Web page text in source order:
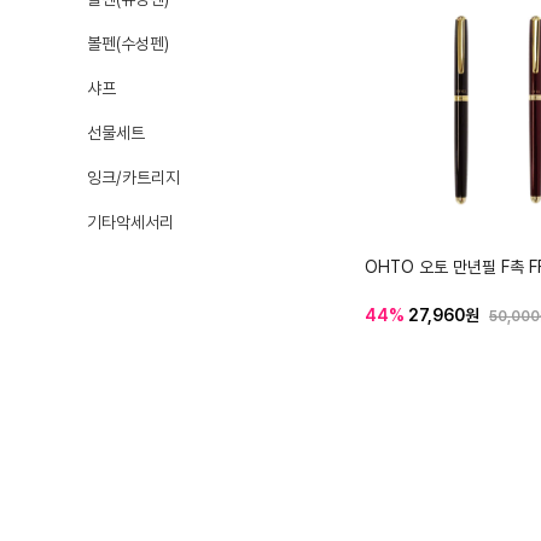
볼펜(수성펜)
샤프
선물세트
잉크/카트리지
기타악세서리
OHTO 오토 만년필 F촉
44% 27,960원 50,000